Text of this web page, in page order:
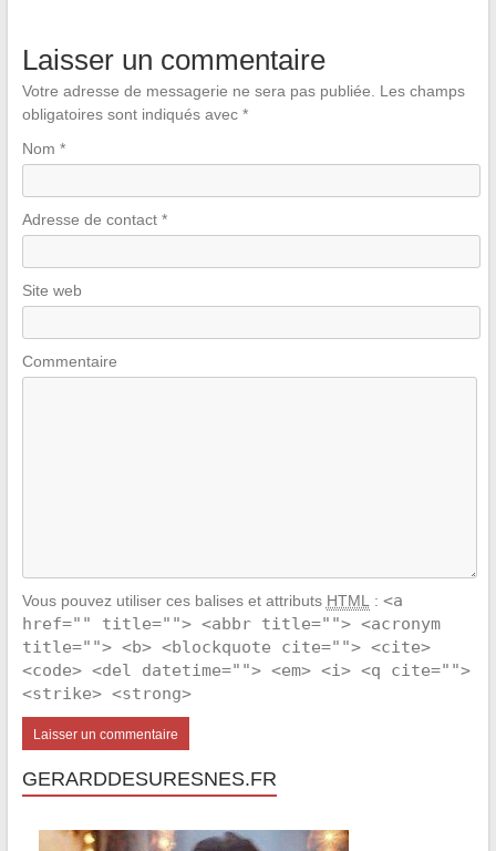
Laisser un commentaire
Votre adresse de messagerie ne sera pas publiée.
Les champs
obligatoires sont indiqués avec *
Nom *
Adresse de contact *
Site web
Commentaire
Vous pouvez utiliser ces balises et attributs HTML : <a
href="" title=""> <abbr title=""> <acronym
title=""> <b> <blockquote cite=""> <cite>
<code> <del datetime=""> <em> <i> <q cite="">
<strike> <strong>
GERARDDESURESNES.FR